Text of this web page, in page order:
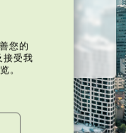
员
您的
接受我
。